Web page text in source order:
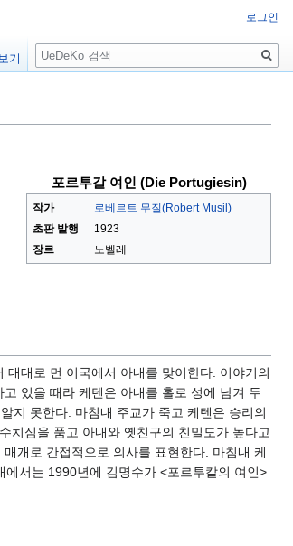
포르투갈 여인 (Die Portugiesin)
작가
로베르트 무질(Robert Musil)
초판 발행
1923
장르
노벨레
대로 먼 이국에서 아내를 맞이한다. 이야기의
있을 때라 케텐은 아내를 홀로 성에 남겨 두
지 못한다. 마침내 주교가 죽고 케텐은 승리의
치심을 품고 아내와 옛친구의 친밀도가 높다고
개로 간접적으로 의사를 표현한다. 마침내 케
서는 1990년에 김명수가 <포르투칼의 여인>
로그인
기
검
색